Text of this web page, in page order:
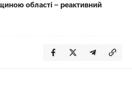
області – реактивний